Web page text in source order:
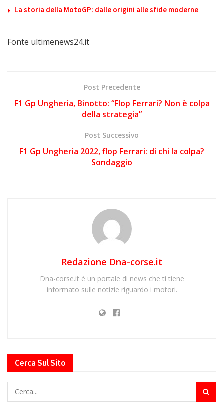
La storia della MotoGP: dalle origini alle sfide moderne
Fonte ultimenews24.it
Post Precedente
F1 Gp Ungheria, Binotto: “Flop Ferrari? Non è colpa
della strategia”
Post Successivo
F1 Gp Ungheria 2022, flop Ferrari: di chi la colpa?
Sondaggio
Redazione Dna-corse.it
Dna-corse.it è un portale di news che ti tiene
informato sulle notizie riguardo i motori.
Cerca Sul Sito